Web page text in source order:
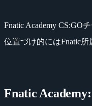
Fnatic Academy CS:GO
位置づけ的にはFnatic
Fnatic